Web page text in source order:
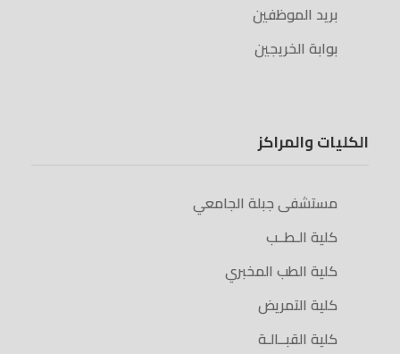
بريد الموظفين
بوابة الخريجين
الكليات والمراكز
مستشفى جبلة الجامعي
كلية الـطــب
كلية الطب المخبري
كلية التمريض
كلية القبــالـة